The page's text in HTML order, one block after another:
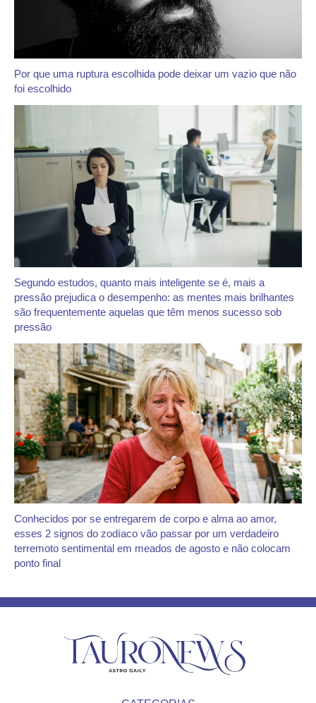
Por que uma ruptura escolhida pode deixar um vazio que não
foi escolhido
Segundo estudos, quanto mais inteligente se é, mais a
pressão prejudica o desempenho: as mentes mais brilhantes
são frequentemente aquelas que têm menos sucesso sob
pressão
Conhecidos por se entregarem de corpo e alma ao amor,
esses 2 signos do zodíaco vão passar por um verdadeiro
terremoto sentimental em meados de agosto e não colocam
ponto final